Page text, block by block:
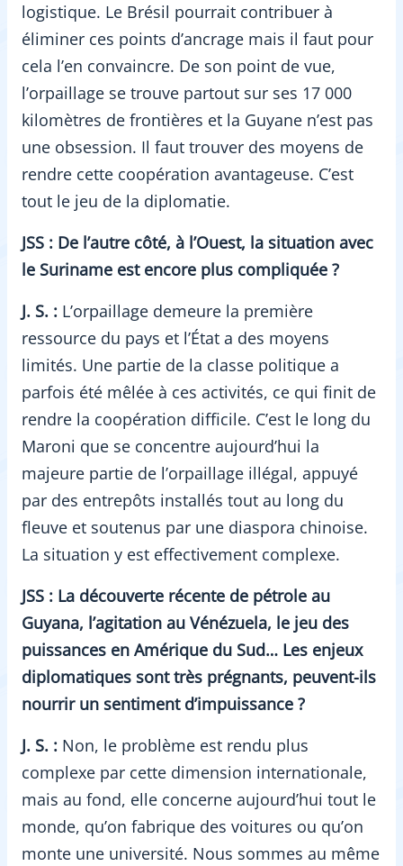
logistique. Le Brésil pourrait contribuer à
éliminer ces points d’ancrage mais il faut pour
cela l’en convaincre. De son point de vue,
l’orpaillage se trouve partout sur ses 17 000
kilomètres de frontières et la Guyane n’est pas
une obsession. Il faut trouver des moyens de
rendre cette coopération avantageuse. C’est
tout le jeu de la diplomatie.
JSS : De l’autre côté, à l’Ouest, la situation avec
le Suriname est encore plus compliquée ?
J. S. : L’orpaillage demeure la première
ressource du pays et l’État a des moyens
limités. Une partie de la classe politique a
parfois été mêlée à ces activités, ce qui finit de
rendre la coopération difficile. C’est le long du
Maroni que se concentre aujourd’hui la
majeure partie de l’orpaillage illégal, appuyé
par des entrepôts installés tout au long du
fleuve et soutenus par une diaspora chinoise.
La situation y est effectivement complexe.
JSS : La découverte récente de pétrole au
Guyana, l’agitation au Vénézuela, le jeu des
puissances en Amérique du Sud… Les enjeux
diplomatiques sont très prégnants, peuvent-ils
nourrir un sentiment d’impuissance ?
J. S. : Non, le problème est rendu plus
complexe par cette dimension internationale,
mais au fond, elle concerne aujourd’hui tout le
monde, qu’on fabrique des voitures ou qu’on
monte une université. Nous sommes au même